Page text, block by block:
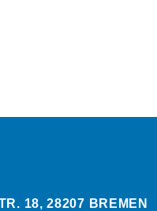
18, 28207 BREMEN